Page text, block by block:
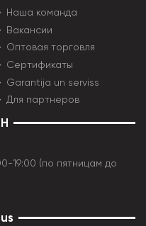
Наша команда
Вакансии
Оптовая торговля
Сертификаты
Garantija un serviss
Для партнеров
19:00 (по пятницам до